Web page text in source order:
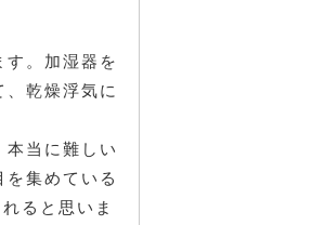
。加湿器を
乾燥浮気に
当に難しい
集めている
ると思いま